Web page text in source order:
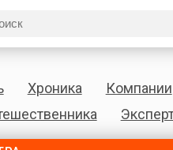
Хроника Компании